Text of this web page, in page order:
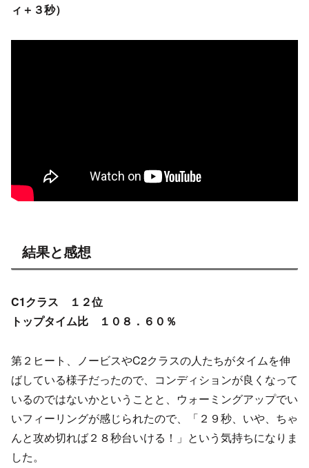
ィ＋３秒）
結果と感想
C1クラス １２位
トップタイム比 １０８．６０％
第２ヒート、ノービスやC2クラスの人たちがタイムを伸
ばしている様子だったので、コンディションが良くなって
いるのではないかということと、ウォーミングアップでい
いフィーリングが感じられたので、「２９秒、いや、ちゃ
んと攻め切れば２８秒台いける！」という気持ちになりま
した。